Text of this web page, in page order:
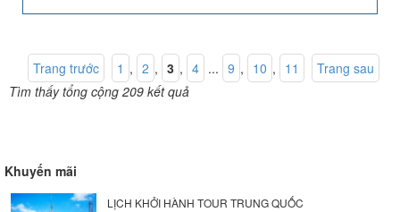
Trang trước 1 , 2 , 3 , 4 ... 9 , 10 , 11
Trang sau
Tìm thấy tổng cộng 209 kết quả
Khuyến mãi
LỊCH KHỞI HÀNH TOUR TRUNG QUỐC